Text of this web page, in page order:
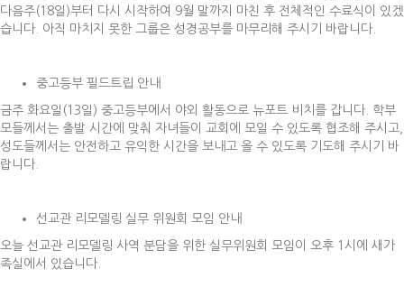
다음주(18일)부터 다시 시작하여 9월 말까지 마친 후 전체적인 수료식이 있겠
습니다. 아직 마치지 못한 그룹은 성경공부를 마무리해 주시기 바랍니다.
중고등부 필드트립 안내
금주 화요일(13일) 중고등부에서 야외 활동으로 뉴포트 비치를 갑니다. 학부
모들께서는 출발 시간에 맞춰 자녀들이 교회에 모일 수 있도록 협조해 주시고,
성도들께서는 안전하고 유익한 시간을 보내고 올 수 있도록 기도해 주시기 바
랍니다.
선교관 리모델링 실무 위원회 모임 안내
오늘 선교관 리모델링 사역 분담을 위한 실무위원회 모임이 오후 1시에 새가
족실에서 있습니다.